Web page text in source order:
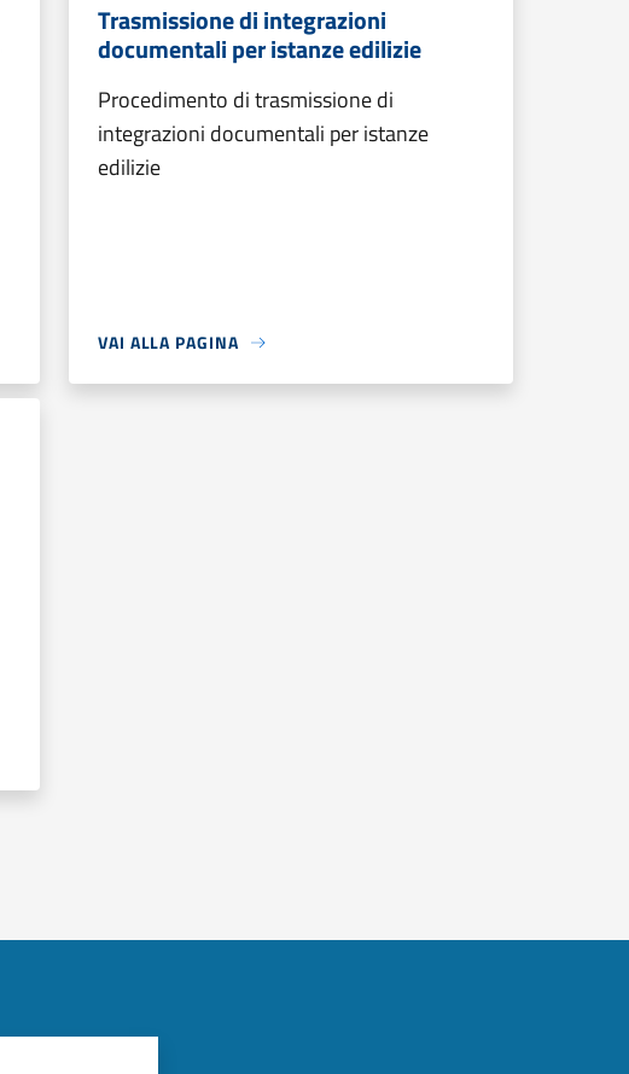
Trasmissione di integrazioni
documentali per istanze edilizie
Procedimento di trasmissione di
integrazioni documentali per istanze
edilizie
VAI ALLA PAGINA